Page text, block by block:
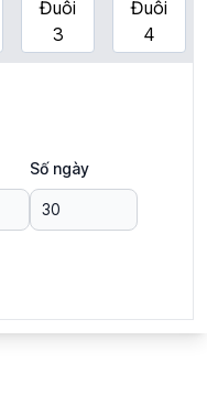
Đuôi
3
Đuôi
4
Số ngày